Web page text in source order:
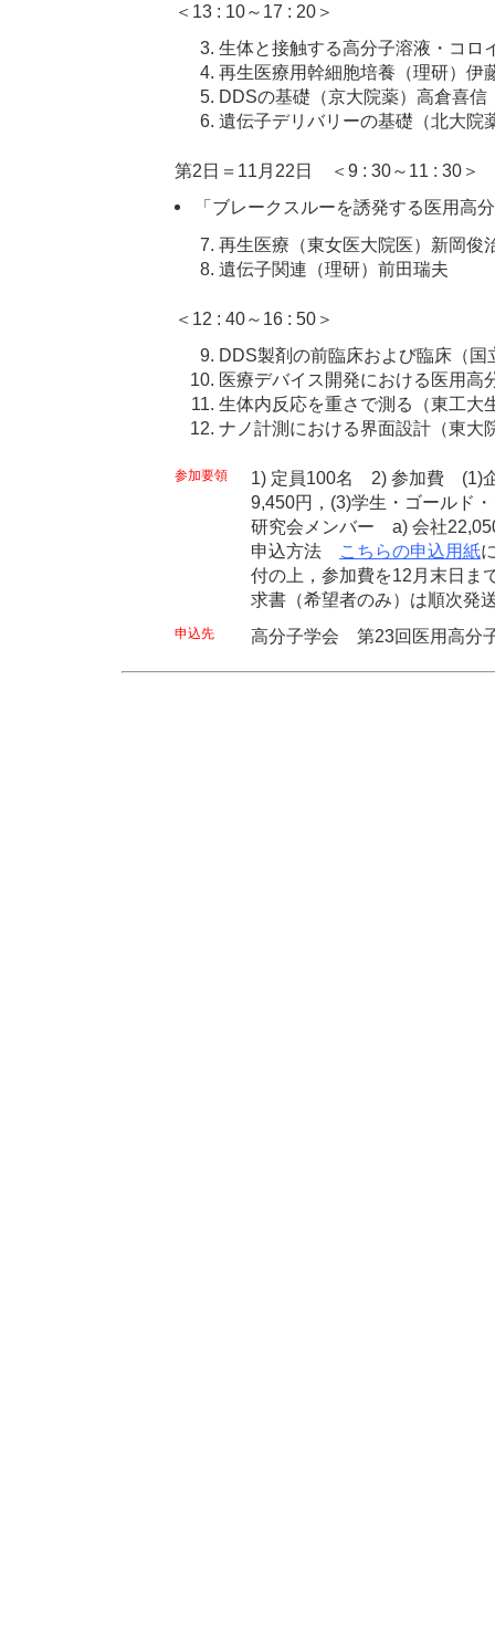
＜13 : 10～17 : 20＞
生体と接触する高分子溶液・コロ
再生医療用幹細胞培養（理研）伊
DDSの基礎（京大院薬）高倉喜信
遺伝子デリバリーの基礎（北大院
第2日＝11月22日 ＜9 : 30～11 : 30＞
「ブレークスルーを誘発する医用高
再生医療（東女医大院医）新岡俊
遺伝子関連（理研）前田瑞夫
＜12 : 40～16 : 50＞
DDS製剤の前臨床および臨床（
医療デバイス開発における医用高
生体内反応を重さで測る（東工大
ナノ計測における界面設計（東大
参加要領
1) 定員100名 2) 参加費 (1)
9,450円，(3)学生・ゴールド
研究会メンバー a) 会社
申込方法
こちらの申込用紙
付の上，参加費を12月末日ま
求書（希望者のみ）は順次発
申込先 高分子学会 第23回医用高分